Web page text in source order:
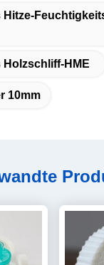
Hitze-
Holzschliff-HME
10mm